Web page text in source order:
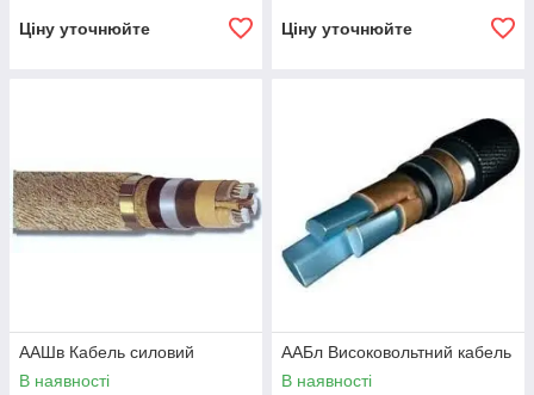
Ціну уточнюйте Ціну уточнюйте
ААШв Кабель силовий
В наявності
ААБл Високовольтний кабель
В наявності